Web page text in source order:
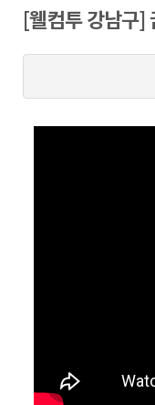
메
인
이
동
[웰컴투 강남구]